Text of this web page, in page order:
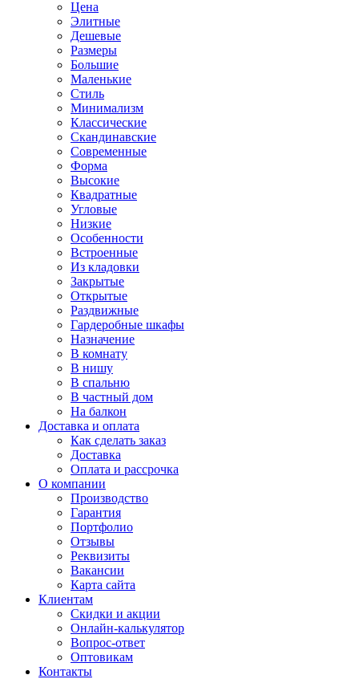
Цена
Элитные
Дешевые
Размеры
Большие
Маленькие
Стиль
Минимализм
Классические
Скандинавские
Современные
Форма
Высокие
Квадратные
Угловые
Низкие
Особенности
Встроенные
Из кладовки
Закрытые
Открытые
Раздвижные
Гардеробные шкафы
Назначение
В комнату
В нишу
В спальню
В частный дом
На балкон
Доставка и оплата
Как сделать заказ
Доставка
Оплата и рассрочка
О компании
Производство
Гарантия
Портфолио
Отзывы
Реквизиты
Вакансии
Карта сайта
Клиентам
Скидки и акции
Онлайн-калькулятор
Вопрос-ответ
Оптовикам
Контакты